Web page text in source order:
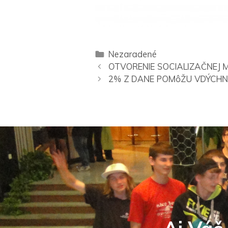
Nezaradené
OTVORENIE SOCIALIZAČNEJ
2% Z DANE POMôŽU